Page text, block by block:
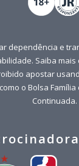
dependência e
Saiba
apostar
o Bolsa
Continuada.